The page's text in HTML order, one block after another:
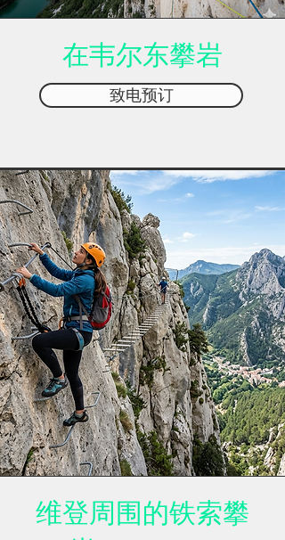
在韦尔东攀岩
致电预订
维登周围的铁索攀